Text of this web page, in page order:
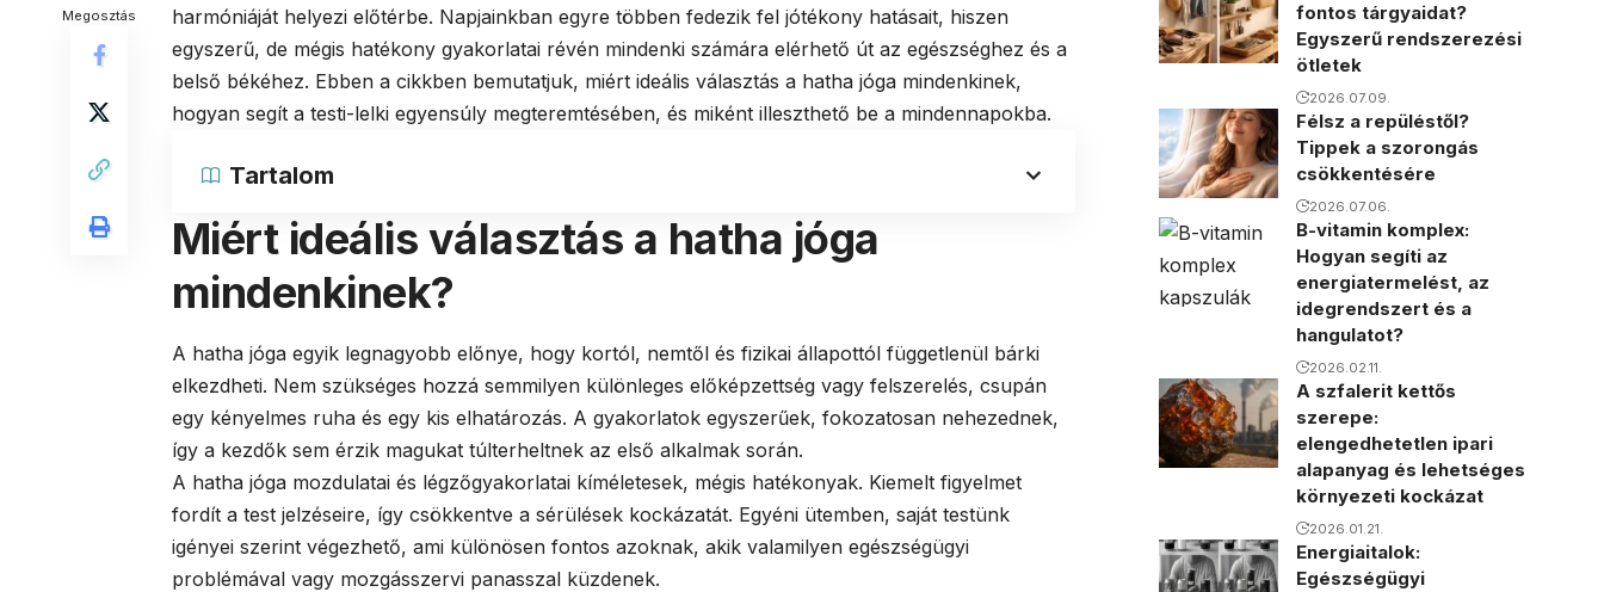
Megosztás
harmóniáját helyezi előtérbe. Napjainkban egyre többen fedezik fel jótékony hatásait, hiszen
egyszerű, de mégis hatékony gyakorlatai révén mindenki számára elérhető út az egészséghez és a
belső békéhez. Ebben a cikkben bemutatjuk, miért ideális választás a hatha jóga mindenkinek,
hogyan segít a testi-lelki egyensúly megteremtésében, és miként illeszthető be a mindennapokba.
Tartalom
Miért ideális választás a hatha jóga
mindenkinek?
A hatha jóga egyik legnagyobb előnye, hogy kortól, nemtől és fizikai állapottól függetlenül bárki
elkezdheti. Nem szükséges hozzá semmilyen különleges előképzettség vagy felszerelés, csupán
egy kényelmes ruha és egy kis elhatározás. A gyakorlatok egyszerűek, fokozatosan nehezednek,
így a kezdők sem érzik magukat túlterheltnek az első alkalmak során.
A hatha jóga mozdulatai és légzőgyakorlatai kíméletesek, mégis hatékonyak. Kiemelt figyelmet
fordít a test jelzéseire, így csökkentve a sérülések kockázatát. Egyéni ütemben, saját testünk
igényei szerint végezhető, ami különösen fontos azoknak, akik valamilyen egészségügyi
problémával vagy mozgásszervi panasszal küzdenek.
fontos tárgyaidat?
Egyszerű rendszerezési
ötletek
2026.07.09.
Félsz a repüléstől?
Tippek a szorongás
csökkentésére
2026.07.06.
B-vitamin komplex:
Hogyan segíti az
energiatermelést, az
idegrendszert és a
hangulatot?
2026.02.11.
A szfalerit kettős
szerepe:
elengedhetetlen ipari
alapanyag és lehetséges
környezeti kockázat
2026.01.21.
Energiaitalok:
Egészségügyi